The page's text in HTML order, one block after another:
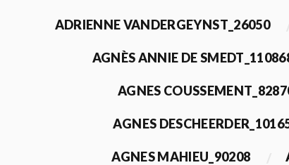
ADRIENNE VANDERGEYNST_26050
AGNÈS ANNIE DE
AGNES
AGNES
AGNES MAHIEU_90208